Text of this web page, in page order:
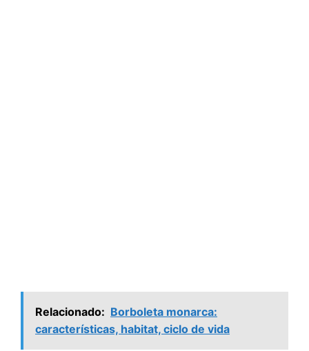
Relacionado: Borboleta monarca:
características, habitat, ciclo de vida